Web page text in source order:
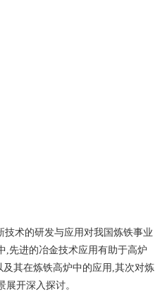
术的研发与应用对我国炼铁事业
,先进的冶金技术应用有助于高炉
其在炼铁高炉中的应用,其次对炼
开深入探讨。